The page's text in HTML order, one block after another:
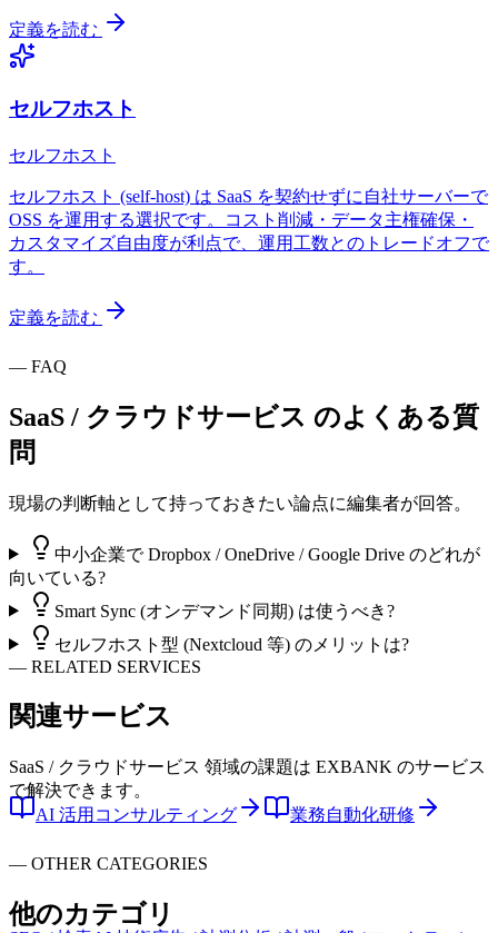
定義を読む
セルフホスト
セルフホスト
セルフホスト (self-host) は SaaS を契約せずに自社サーバーで
OSS を運用する選択です。コスト削減・データ主権確保・
カスタマイズ自由度が利点で、運用工数とのトレードオフで
す。
定義を読む
— FAQ
SaaS / クラウドサービス のよくある質
問
現場の判断軸として持っておきたい論点に編集者が回答。
中小企業で Dropbox / OneDrive / Google Drive のどれが
向いている?
Smart Sync (オンデマンド同期) は使うべき?
セルフホスト型 (Nextcloud 等) のメリットは?
— RELATED SERVICES
関連サービス
SaaS / クラウドサービス 領域の課題は EXBANK のサービス
で解決できます。
AI 活用コンサルティング
業務自動化研修
— OTHER CATEGORIES
他のカテゴリ